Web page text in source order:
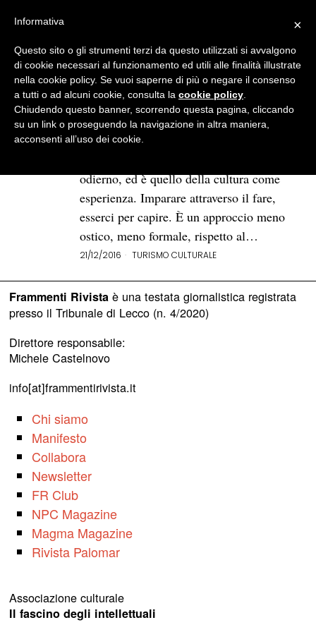
BROWSE TAG
patrimonio immateriale
Cultura come esperienza: il
patrimonio immateriale
italiano
odierno, ed è quello della cultura come
esperienza. Imparare attraverso il fare,
esserci per capire. È un approccio meno
ostico, meno formale, rispetto al…
21/12/2016 TURISMO CULTURALE
Frammenti Rivistaè una testata giornalistica registrata
presso il Tribunale di Lecco (n. 4/2020)
Direttore responsabile:
Michele Castelnovo
info[at]frammentirivista.it
Chi siamo
Manifesto
Collabora
Newsletter
FR Club
NPC Magazine
Magma Magazine
Rivista Palomar
Associazione culturale
Il fascino degli intellettuali
×
Informativa
Questo sito o gli strumenti terzi da questo utilizzati si avvalgono
di cookie necessari al funzionamento ed utili alle finalità illustrate
nella cookie policy. Se vuoi saperne di più o negare il consenso
a tutti o ad alcuni cookie, consulta la cookie policy
Chiudendo questo banner, scorrendo questa pagina, cliccando
su un link o proseguendo la navigazione in altra maniera,
acconsenti all’uso dei cookie.